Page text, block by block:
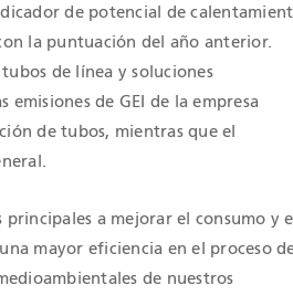
de potencial de
la puntuación del año anterior.
tubos de línea y soluciones
emisiones de GEI de la empresa
de tubos, mientras que el
a mejorar el consumo y el
mayor eficiencia en el proceso
de nuestros